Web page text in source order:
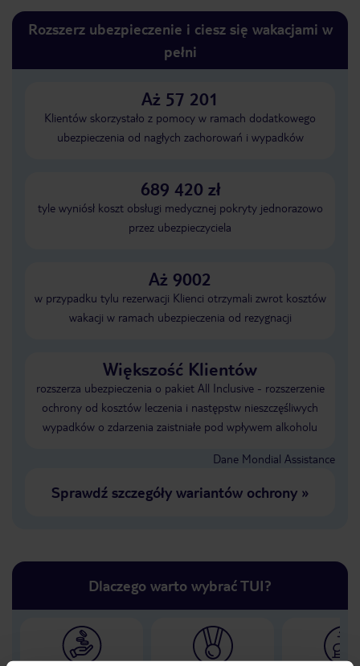
Rozszerz ubezpieczenie i ciesz się wakacjami w
pełni
Aż 57 201
Klientów skorzystało z pomocy w ramach dodatkowego
ubezpieczenia od nagłych zachorowań i wypadków
689 420 zł
tyle wyniósł koszt obsługi medycznej pokryty jednorazowo
przez ubezpieczyciela
Aż 9002
w przypadku tylu rezerwacji Klienci otrzymali zwrot kosztów
wakacji w ramach ubezpieczenia od rezygnacji
Większość Klientów
rozszerza ubezpieczenia o pakiet All Inclusive - rozszerzenie
ochrony od kosztów leczenia i następstw nieszczęśliwych
wypadków o zdarzenia zaistniałe pod wpływem alkoholu
Dane Mondial Assistance
Sprawdź szczegóły wariantów ochrony»
Dlaczego warto wybrać TUI?